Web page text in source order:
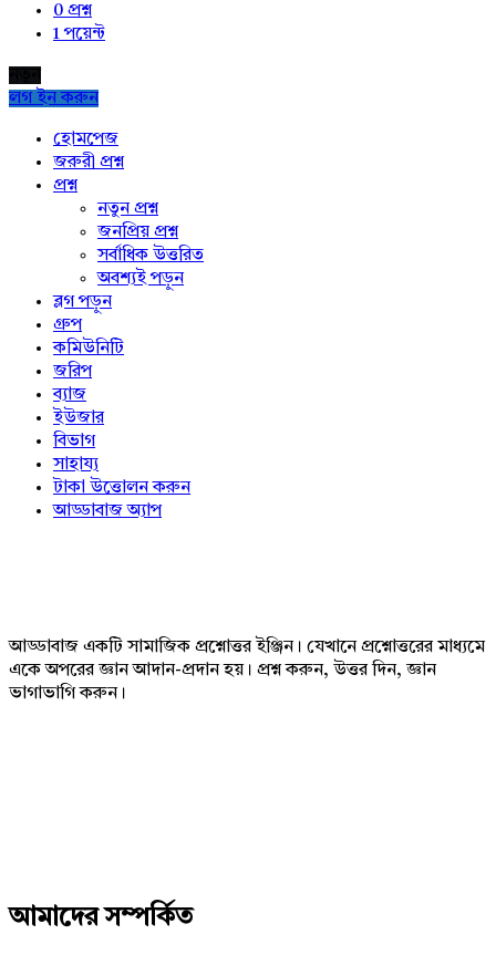
0 প্রশ্ন
1পয়েন্ট
লগ ইন করুন
Exploreহোমপেজ
জরুরী প্রশ্ন
প্রশ্ন
নতুন প্রশ্ন
জনপ্রিয় প্রশ্ন
সর্বাধিক উত্তরিত
অবশ্যই পড়ুন
ব্লগ পড়ুন
গ্রুপ
কমিউনিটি
জরিপ
ব্যাজ
ইউজার
বিভাগ
সাহায্য
টাকা উত্তোলন করুন
আড্ডাবাজ অ্যাপ
আড্ডাবাজ একটি সামাজিক প্রশ্নোত্তর ইঞ্জিন। যেখানে প্রশ্নোত্তরের মাধ্যমে
একে অপরের জ্ঞান আদান-প্রদান হয়। প্রশ্ন করুন, উত্তর দিন, জ্ঞান
ভাগাভাগি করুন।
আমাদের সম্পর্কিত